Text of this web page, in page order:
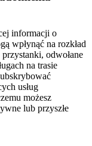
informacji o
wpłynąć na rozkład
odwołane
na trasie
usług
możesz
lub przyszłe